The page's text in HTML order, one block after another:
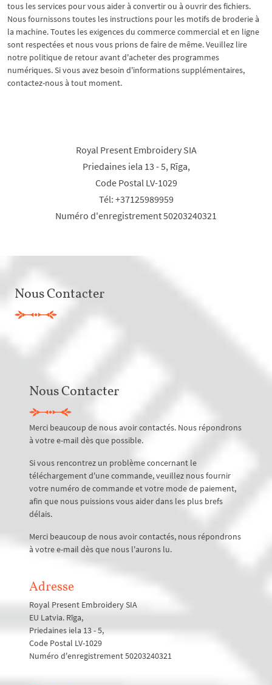
tous les services pour vous aider à convertir ou à ouvrir des fichiers.
Nous fournissons toutes les instructions pour les motifs de broderie à
la machine. Toutes les exigences du commerce commercial et en ligne
sont respectées et nous vous prions de faire de même. Veuillez lire
notre politique de retour avant d'acheter des programmes
numériques. Si vous avez besoin d'informations supplémentaires,
contactez-nous à tout moment.
Royal Present Embroidery SIA
Priedaines iela 13 - 5, Rīga,
Code Postal LV-1029
Tél: +37125989959
Numéro d'enregistrement 50203240321
Nous Contacter
Nous Contacter
Merci beaucoup de nous avoir contactés. Nous répondrons
à votre e-mail dès que possible.
Si vous rencontrez un problème concernant le
téléchargement d'une commande, veuillez nous fournir
votre numéro de commande et votre mode de paiement,
afin que nous puissions vous aider dans les plus brefs
délais.
Merci beaucoup de nous avoir contactés, nous répondrons
à votre e-mail dès que nous l'aurons lu.
Adresse
Royal Present Embroidery SIA
EU Latvia. Rīga,
Priedaines iela 13 - 5,
Code Postal LV-1029
Numéro d'enregistrement 50203240321